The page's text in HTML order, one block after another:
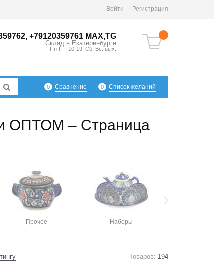
Войти Регистрация
+79120359761 MAX,TG
Склад в Екатеринбурге
Пн-Пт: 10-19, Сб, Вс: вых.
0 Сравнение 0 Список желаний
ОПТОМ – Страница
Прочее Наборы
Товаров: 194